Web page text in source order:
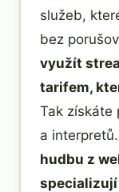
služeb,
bez
využít
tarifem,
Tak získáte
a interpretů.
hudbu z